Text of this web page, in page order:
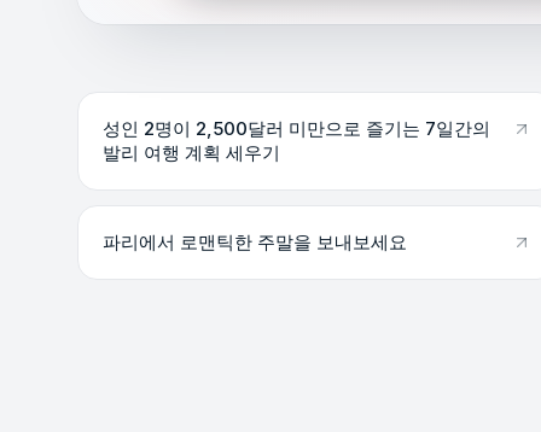
성인 2명이 2,500달러 미만으로 즐기는 7일간의
발리 여행 계획 세우기
파리에서 로맨틱한 주말을 보내보세요